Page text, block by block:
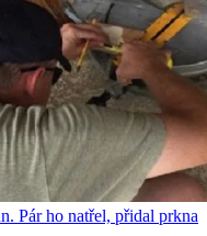
Pár ho natřel, přidal prkna